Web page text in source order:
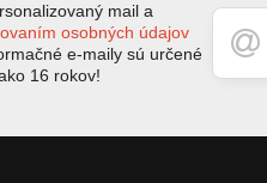
mail a
osobných údajov
e-maily sú určené
16 rokov!